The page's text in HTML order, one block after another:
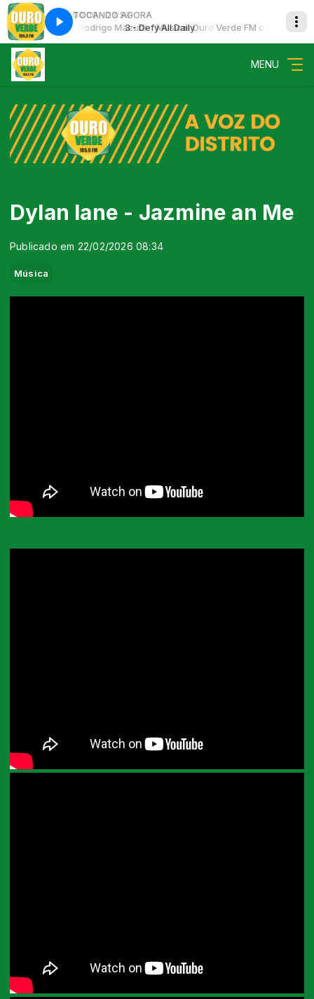
00:00 - 23:59
FM com Rodrigo Mazutti Musical Ouro Verde FM com Rodrigo
TOCANDO AGORA
All Daily 3 - Defy All Daily
MENU
Dylan lane - Jazmine an Me
Publicado em 22/02/2026 08:34
Música